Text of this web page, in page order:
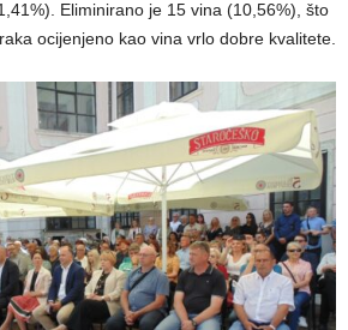
Eliminirano je 15 vina (10,56%), što
ocijenjeno kao vina vrlo dobre kvalitete.